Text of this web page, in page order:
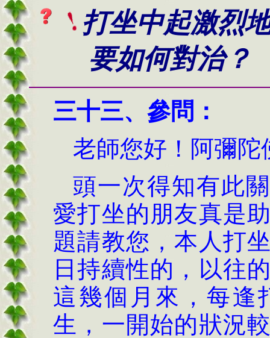
打坐中起激烈
要如何對治？
三十三、 參問：
老師您好！阿彌陀
頭一次得知有此
愛打坐的朋友真是
題請教您，本人打
日持續性的，以往
這幾個月來，每逢
生，一開始的狀況